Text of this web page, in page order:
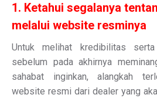
1. Ketahui segalanya
melalui website resminya
Untuk melihat kredibilitas serta
sebelum pada akhirnya
sahabat inginkan, alangkah
website resmi dari dealer yang